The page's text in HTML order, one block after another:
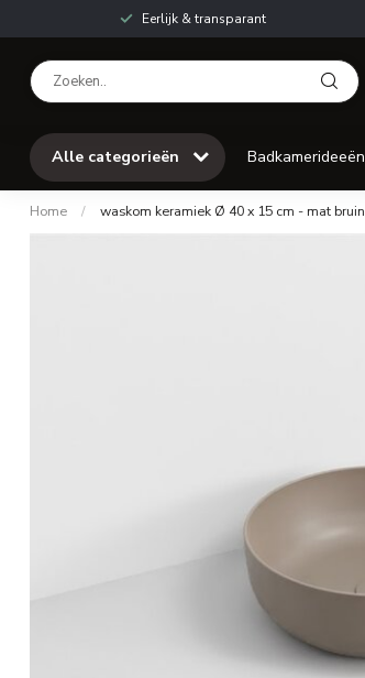
Eerlijk & transparant
Alle categorieën Badkamerideeën
Home /
waskom keramiek Ø 40 x 15 cm - mat bruin